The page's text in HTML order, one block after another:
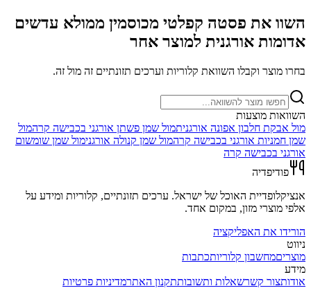
השוו את פסטה קפלטי מכוסמין ממולא עדשים
אדומות אורגנית למוצר אחר
בחרו מוצר וקבלו השוואת קלוריות וערכים תזונתיים זה מול זה.
השוואות מוצעות
מול אבקת חלבון אפונה אורגניתמול שמן פשתן אורגני בכבישה קרהמול
שמן חמניות אורגני בכבישה קרהמול שמן קנולה אורגנימול שמן שומשום
אורגני בכבישה קרה
פודיפדיה
אנציקלופדיית האוכל של ישראל. ערכים תזונתיים, קלוריות ומידע על
אלפי מוצרי מזון, במקום אחד.
הורידו את האפליקציה
ניווט
מוצריםמחשבון קלוריותכתבות
מידע
אודותצור קשרשאלות ותשובותתקנון האתרמדיניות פרטיות